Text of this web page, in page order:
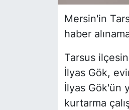
Mersin'in
haber
Tarsus
İlyas Gök,
İlyas Gök'ün
kurtarma